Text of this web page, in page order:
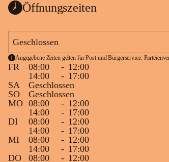
Öffnungszeiten
Geschlossen
Angegebene Zeiten gelten für Post und Bürgerservice.
FR 08:00 - 12:00
14:00
- 17:00
SA
Geschlossen
SO
Geschlossen
MO 08:00 - 12:00
14:00
- 17:00
DI
08:00 - 12:00
14:00
- 17:00
MI
08:00 - 12:00
14:00
- 17:00
DO
08:00 - 12:00